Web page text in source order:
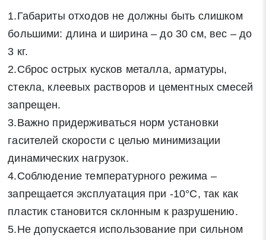
1.Габариты отходов не должны быть слишком
большими: длина и ширина – до 30 см, вес – до
3 кг.
2.Сброс острых кусков металла, арматуры,
стекла, клеевых растворов и цементных смесей
запрещен.
3.Важно придерживаться норм установки
гасителей скорости с целью минимизации
динамических нагрузок.
4.Соблюдение температурного режима –
запрещается эксплуатация при -10°C, так как
пластик становится склонным к разрушению.
5.Не допускается использование при сильном